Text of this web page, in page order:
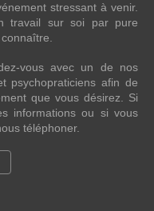
stressant à venir.
travail sur soi par pure
vous avec un de nos
psychopraticiens afin de
que vous désirez. Si
informations ou si vous
téléphoner.